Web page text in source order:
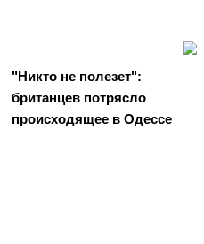
"Никто не полезет":
британцев потрясло
происходящее в Одессе